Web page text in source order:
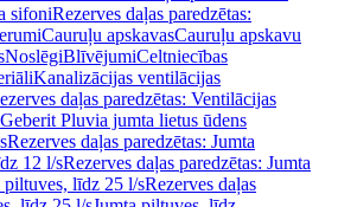
sifoniRezerves daļas paredzētas:
Cauruļu apskavasCauruļu apskavu
NoslēgiBlīvējumiCeltniecības
Kanalizācijas ventilācijas
daļas paredzētas: Ventilācijas
Geberit Pluvia jumta lietus ūdens
Rezerves daļas paredzētas: Jumta
12 l/sRezerves daļas paredzētas: Jumta
piltuves, līdz 25 l/sRezerves daļas